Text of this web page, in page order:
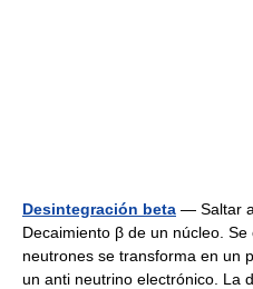
Desintegración beta — Saltar
Decaimiento β de un núcleo.
neutrones se transforma en un
un anti neutrino electrónico. La